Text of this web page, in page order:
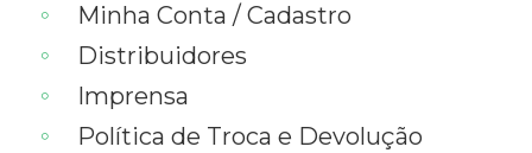
Minha Conta / Cadastro
Distribuidores
Imprensa
Política de Troca e Devolução